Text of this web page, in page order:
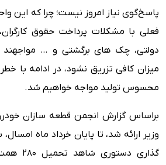
پاسخ‌گوی نیاز امروز نیست؛ چرا که این
فعلی با مشکلات پرداخت حقوق
دولتی، چک های برگشتی و … مواجهند
میزان کافی تزریق نشود، در ادامه با
محسوس تولید مواجه خواهیم شد.
براساس گزارش انجمن قطعه سازان
وزیر ارائه شد،‌ تا پایان خرداد ماه
گذاری